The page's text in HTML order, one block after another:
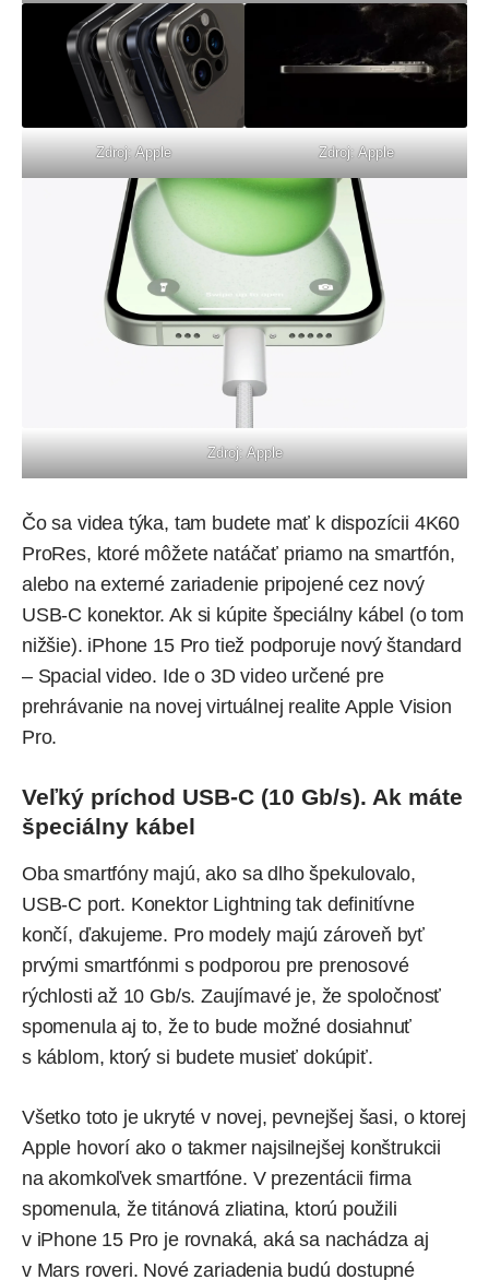
Zdroj: Apple Zdroj: Apple
Zdroj: Apple
Čo sa videa týka, tam budete mať k dispozícii 4K60
ProRes, ktoré môžete natáčať priamo na smartfón,
alebo na externé zariadenie pripojené cez nový
USB-C konektor. Ak si kúpite špeciálny kábel (o tom
nižšie). iPhone 15 Pro tiež podporuje nový štandard
– Spacial video. Ide o 3D video určené pre
prehrávanie na novej virtuálnej realite Apple Vision
Pro.
Veľký príchod USB-C (10 Gb/s). Ak máte
špeciálny kábel
Oba smartfóny majú, ako sa dlho špekulovalo,
USB-C port. Konektor Lightning tak definitívne
končí, ďakujeme. Pro modely majú zároveň byť
prvými smartfónmi s podporou pre prenosové
rýchlosti až 10 Gb/s. Zaujímavé je, že spoločnosť
spomenula aj to, že to bude možné dosiahnuť
s káblom, ktorý si budete musieť dokúpiť.
Všetko toto je ukryté v novej, pevnejšej šasi, o ktorej
Apple hovorí ako o takmer najsilnejšej konštrukcii
na akomkoľvek smartfóne. V prezentácii firma
spomenula, že titánová zliatina, ktorú použili
v iPhone 15 Pro je rovnaká, aká sa nachádza aj
v Mars roveri. Nové zariadenia budú dostupné